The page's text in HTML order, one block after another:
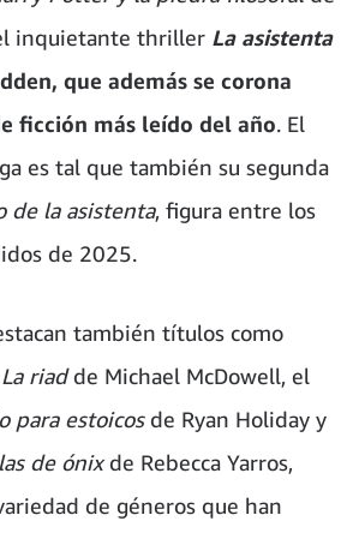
inquietante thriller La asistenta
que además se corona
ficción más leído del año. El
es tal que también su segunda
de la asistenta, figura entre los
de 2025.
también títulos como
La riadde Michael McDowell, el
para estoicosde Ryan Holiday y
de ónixde Rebecca Yarros,
de géneros que han